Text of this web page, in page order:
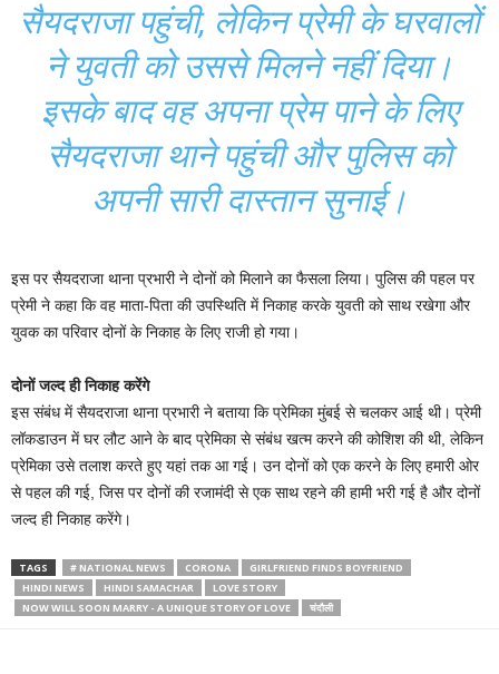
सैयदराजा पहुंची, लेकिन प्रेमी के घरवालों
ने युवती को उससे मिलने नहीं दिया।
इसके बाद वह अपना प्रेम पाने के लिए
सैयदराजा थाने पहुंची और पुलिस को
अपनी सारी दास्तान सुनाई।
इस पर सैयदराजा थाना प्रभारी ने दोनों को मिलाने का फैसला लिया। पुलिस की पहल पर
प्रेमी ने कहा कि वह माता-पिता की उपस्थिति में निकाह करके युवती को साथ रखेगा और
युवक का परिवार दोनों के निकाह के लिए राजी हो गया।
दोनों जल्द ही निकाह करेंगे
इस संबंध में सैयदराजा थाना प्रभारी ने बताया कि प्रेमिका मुंबई से चलकर आई थी। प्रेमी
लॉकडाउन में घर लौट आने के बाद प्रेमिका से संबंध खत्म करने की कोशिश की थी, लेकिन
प्रेमिका उसे तलाश करते हुए यहां तक आ गई। उन दोनों को एक करने के लिए हमारी ओर
से पहल की गई, जिस पर दोनों की रजामंदी से एक साथ रहने की हामी भरी गई है और दोनों
जल्द ही निकाह करेंगे।
TAGS # NATIONAL NEWS CORONA
GIRLFRIEND FINDS BOYFRIEND
HINDI NEWS
HINDI SAMACHAR
LOVE STORY
NOW WILL SOON MARRY - A UNIQUE STORY OF LOVE
चंदौली